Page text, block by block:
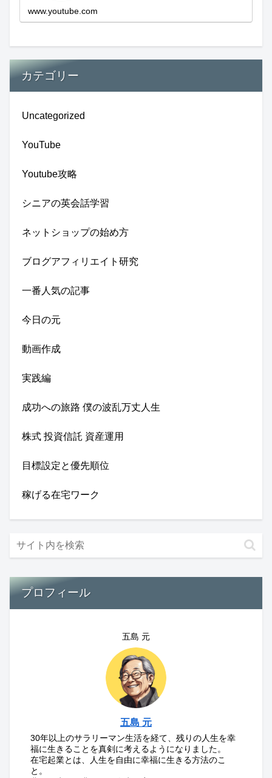
www.youtube.com
カテゴリー
Uncategorized
YouTube
Youtube攻略
シニアの英会話学習
ネットショップの始め方
ブログアフィリエイト研究
一番人気の記事
今日の元
動画作成
実践編
成功への旅路 僕の波乱万丈人生
株式 投資信託 資産運用
目標設定と優先順位
稼げる在宅ワーク
プロフィール
五島 元
五島 元
30年以上のサラリーマン生活を経て、残りの人生を幸
福に生きることを真剣に考えるようになりました。
在宅起業とは、人生を自由に幸福に生きる方法のこ
と。